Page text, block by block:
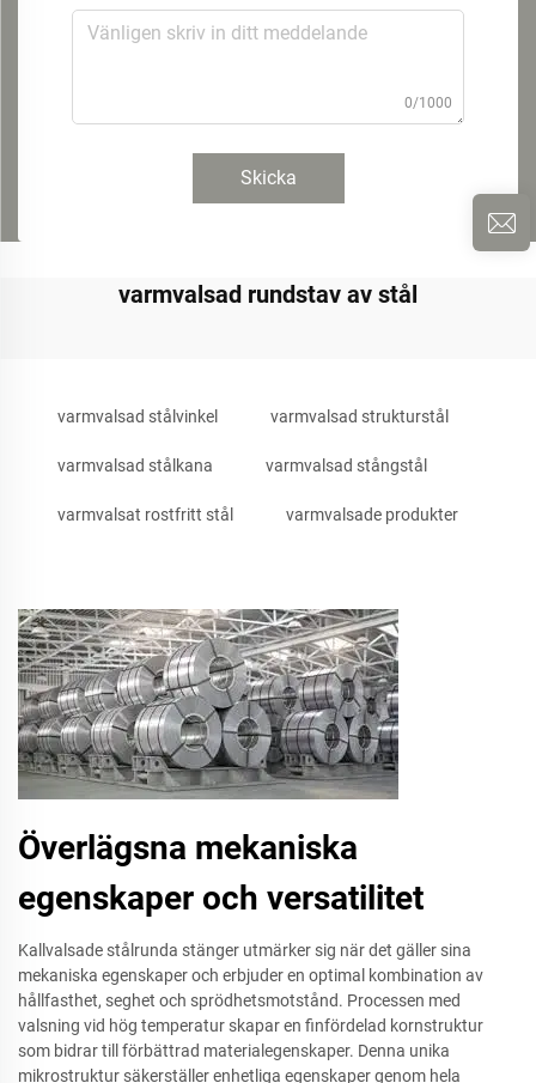
0/1000
Skicka
varmvalsad rundstav av stål
varmvalsad stålvinkel varmvalsad strukturstål
varmvalsad stålkana varmvalsad stångstål
varmvalsat rostfritt stål varmvalsade produkter
Överlägsna mekaniska
egenskaper och versatilitet
Kallvalsade stålrunda stänger utmärker sig när det gäller sina
mekaniska egenskaper och erbjuder en optimal kombination av
hållfasthet, seghet och sprödhetsmotstånd. Processen med
valsning vid hög temperatur skapar en finfördelad kornstruktur
som bidrar till förbättrad materialegenskaper. Denna unika
mikrostruktur säkerställer enhetliga egenskaper genom hela